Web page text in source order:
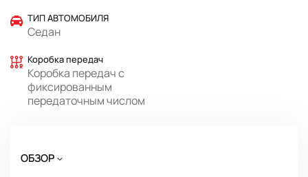
ТИП АВТОМОБИЛЯ
Седан
Коробка передач
Коробка передач с
фиксированным
передаточным числом
ОБЗОР